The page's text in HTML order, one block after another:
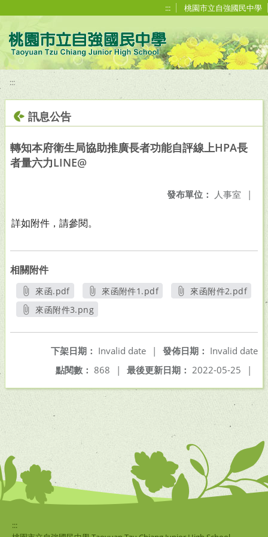
::: 桃園市立自強國民中學
:::
訊息公告
轉知本府衛生局協助推廣長者功能自評線上HPA長
者量六力LINE@
發布單位： 人事室 |
詳如附件，請參閱。
相關附件
來函.pdf
另開新視窗
來函附件1.pdf
來函附件2.pdf
來函附件3.png
發佈日期： Invalid date
下架日期： Invalid date
|
最後更新日期： 2022-05-25 |
點閱數： 868 |
:::